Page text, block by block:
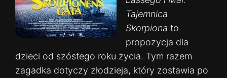
Tajemnica
Skorpiona to
propozycja dla
dzieci od szóstego roku życia. Tym razem
zagadka dotyczy złodzieja, który zostawia po